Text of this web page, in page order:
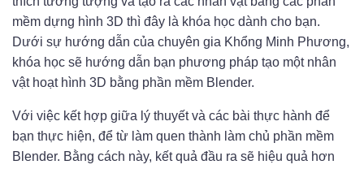
mềm dựng hình 3D thì đây là khóa học dành cho bạn.
Dưới sự hướng dẫn của chuyên gia Khổng Minh Phương,
khóa học sẽ hướng dẫn bạn phương pháp tạo một nhân
vật hoạt hình 3D bằng phần mềm Blender.
Với việc kết hợp giữa lý thuyết và các bài thực hành để
bạn thực hiện, để từ làm quen thành làm chủ phần mềm
Blender. Bằng cách này, kết quả đầu ra sẽ hiệu quả hơn